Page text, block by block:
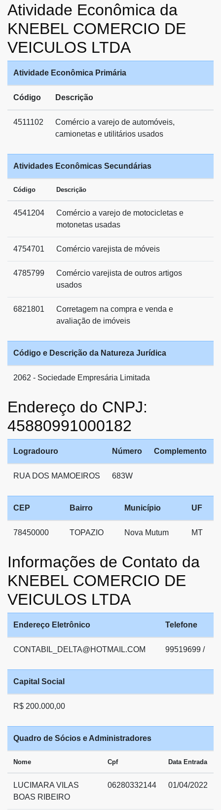
Atividade Econômica da
KNEBEL COMERCIO DE
VEICULOS LTDA
Atividade Econômica Primária
Código Descrição
4511102
Comércio a varejo de automóveis,
camionetas e utilitários usados
Atividades Econômicas Secundárias
Código Descrição
4541204
Comércio a varejo de motocicletas e
motonetas usadas
4754701 Comércio varejista de móveis
4785799
Comércio varejista de outros artigos
usados
6821801
Corretagem na compra e venda e
avaliação de imóveis
Código e Descrição da Natureza Jurídica
2062 - Sociedade Empresária Limitada
Endereço do CNPJ:
45880991000182
Logradouro Número Complemento
RUA DOS MAMOEIROS 683W
CEP Bairro Município UF
78450000 TOPAZIO Nova Mutum MT
Informações de Contato da
KNEBEL COMERCIO DE
VEICULOS LTDA
Endereço Eletrônico Telefone
CONTABIL_DELTA@HOTMAIL.COM 99519699 /
Capital Social
R$ 200.000,00
Quadro de Sócios e Administradores
Nome Cpf Data Entrada
LUCIMARA VILAS
BOAS RIBEIRO
06280332144 01/04/2022